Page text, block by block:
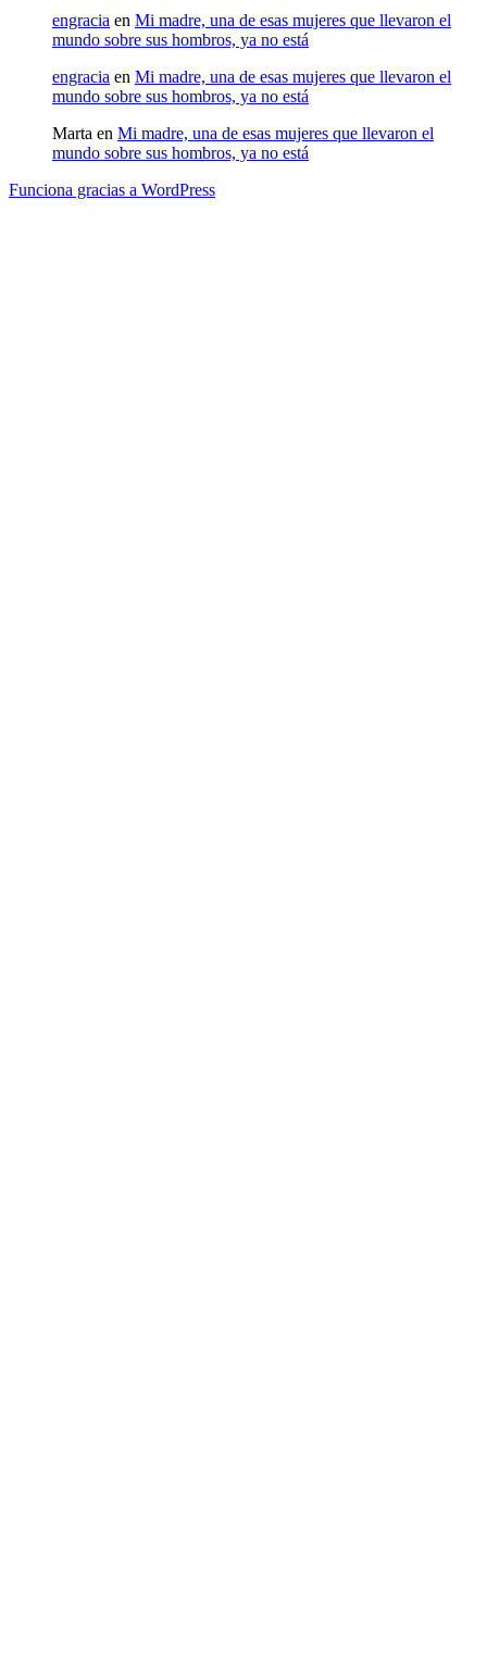
engracia en Mi madre, una de esas mujeres que llevaron el
mundo sobre sus hombros, ya no está
engracia en Mi madre, una de esas mujeres que llevaron el
mundo sobre sus hombros, ya no está
Marta en Mi madre, una de esas mujeres que llevaron el
mundo sobre sus hombros, ya no está
Funciona gracias a WordPress